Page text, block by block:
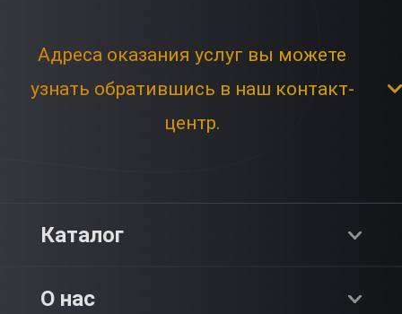
Адреса оказания услуг вы можете
узнать обратившись в наш контакт-
центр.
Каталог
О нас